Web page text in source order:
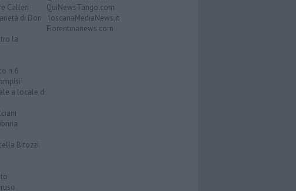
Calleri
di Don
la
n.6
a locale di
Bitozzi
QuiNewsTango.com
ToscanaMediaNews.it
Fiorentinanews.com